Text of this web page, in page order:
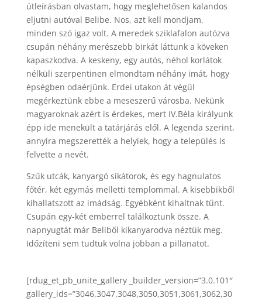
útleírásban olvastam, hogy meglehetősen kalandos
eljutni autóval Belibe. Nos, azt kell mondjam,
minden szó igaz volt. A meredek sziklafalon autózva
csupán néhány merészebb birkát láttunk a köveken
kapaszkodva. A keskeny, egy autós, néhol korlátok
nélküli szerpentinen elmondtam néhány imát, hogy
épségben odaérjünk. Erdei utakon át végül
megérkeztünk ebbe a meseszerű városba. Nekünk
magyaroknak azért is érdekes, mert IV.Béla királyunk
épp ide menekült a tatárjárás elől. A legenda szerint,
annyira megszerették a helyiek, hogy a település is
felvette a nevét.
Szűk utcák, kanyargó sikátorok, és egy hagnulatos
főtér, két egymás melletti templommal. A kisebbikből
kihallatszott az imádság. Egyébként kihaltnak tűnt.
Csupán egy-két emberrel találkoztunk össze. A
napnyugtát már Beliből kikanyarodva néztük meg.
Időzíteni sem tudtuk volna jobban a pillanatot.
[rdug_et_pb_unite_gallery _builder_version=”3.0.101″
gallery_ids=”3046,3047,3048,3050,3051,3061,3062,30